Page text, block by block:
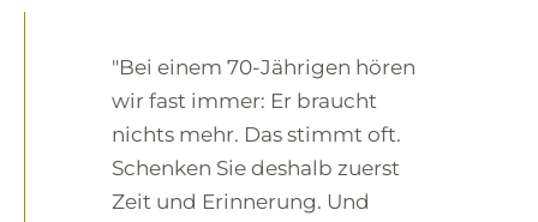
"Bei einem 70-Jährigen hören
wir fast immer: Er braucht
nichts mehr. Das stimmt oft.
Schenken Sie deshalb zuerst
Zeit und Erinnerung. Und